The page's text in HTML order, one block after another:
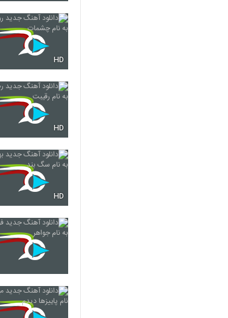
HD
HD
HD